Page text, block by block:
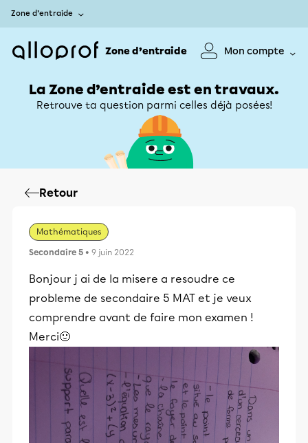
Zone d’entraide
Zone d’entraide Mon compte
La Zone d’entraide est en travaux.
Retrouve ta question parmi celles déjà posées!
Retour
Mathématiques
Secondaire 5 • 9 juin 2022
Bonjour j ai de la misere a resoudre ce
probleme de secondaire 5 MAT et je veux
comprendre avant de faire mon examen !
Merci🙂